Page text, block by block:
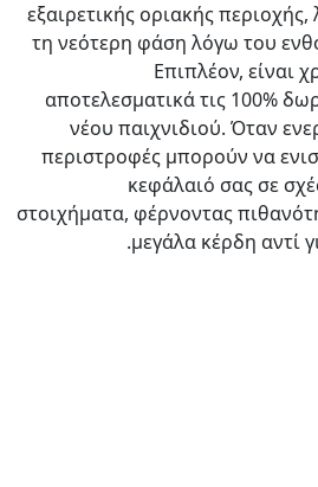
εξαιρετικής οριακής
τη νεότερη φάση λόγω του
Επιπλέον, είναι
αποτελεσματικά τις 100%
νέου παιχνιδιού. Όταν
περιστροφές μπορούν να
κεφάλαιό σας σε
στοιχήματα, φέρνοντας
μεγάλα κέρδη αντί